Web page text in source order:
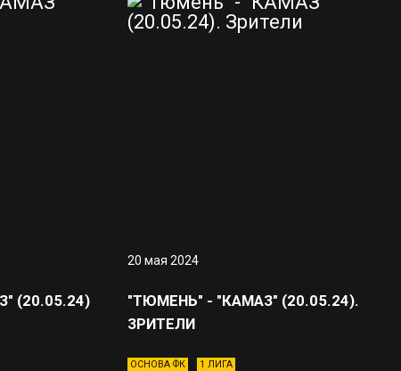
(20.05.24)
20 мая 2024
"ТЮМЕНЬ" - "КАМАЗ" (20.05.24).
ЗРИТЕЛИ
ОСНОВА ФК 1 ЛИГА